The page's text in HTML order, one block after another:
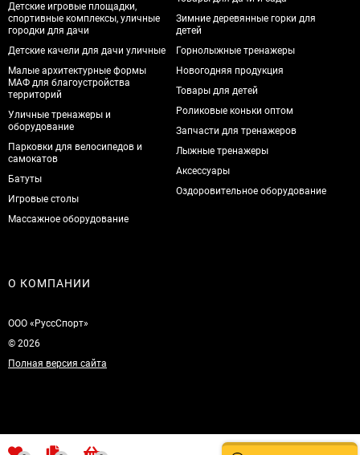
Детские игровые площадки,
спортивные комплексы, уличные
городки для дачи
Детские качели для дачи уличные
Малые архитектурные формы
МАФ для благоустройства
территорий
Уличные тренажеры и
оборудование
Парковки для велосипедов и
самокатов
Батуты
Игровые столы
Массажное оборудование
Зимние деревянные горки для
детей
Горнолыжные тренажеры
Новогодняя продукция
Товары для детей
Роликовые коньки оптом
Запчасти для тренажеров
Лыжные тренажеры
Аксессуары
Оздоровительное оборудование
О КОМПАНИИ
ООО «РуссСпорт»
© 2026
Полная версия сайта